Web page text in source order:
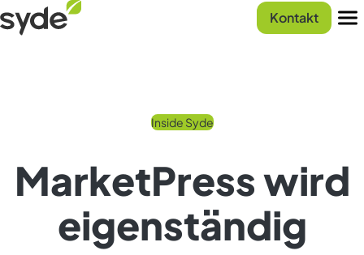
Zum
Inhalt
Syde
Startseite
Kontakt
Inside Syde
MarketPress wird
eigenständig